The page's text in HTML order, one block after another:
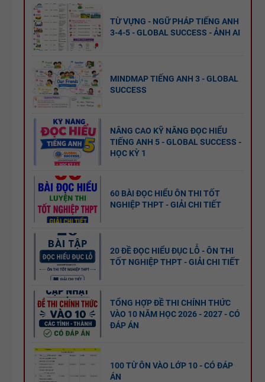
TỪ VỰNG - NGỮ PHÁP TIẾNG ANH
3-4-5 - GLOBAL SUCCESS - ẢNH AI
MINDMAP TIẾNG ANH 3 - GLOBAL
SUCCESS
NÂNG CAO KỸ NĂNG ĐỌC HIỂU
TIẾNG ANH 5 - GLOBAL SUCCESS -
HỌC KỲ 1
60 BÀI ĐỌC HIỂU ÔN THI TỐT
NGHIỆP THPT - GIẢI CHI TIẾT
20 ĐỀ ĐỌC HIỂU ĐỤC LỖ - ÔN THI
TỐT NGHIỆP THPT - GIẢI CHI TIẾT
TỔNG HỢP ĐỀ THI CHÍNH THỨC
VÀO 10 NĂM HỌC 2026 - 2027 - CÓ
ĐÁP ÁN
100 TỪ ÔN VÀO LỚP 10 - CÓ ĐÁP
ÁN